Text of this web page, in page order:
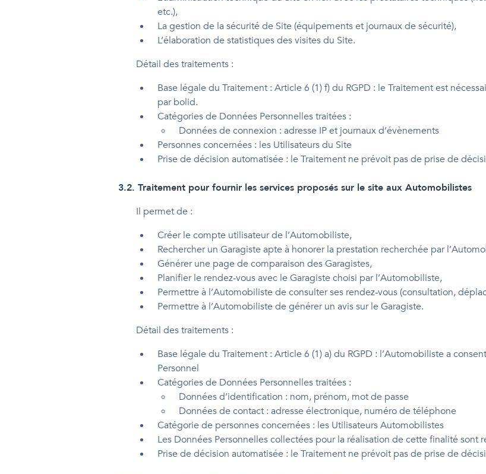
etc.),
La gestion de la sécurité de Site (équipements et journaux de sécurité),
L’élaboration de statistiques des visites du Site.
Détail des traitements :
Base légale du Traitement : Article 6 (1) f) du RGPD : le Traitement est
par bolid.
Catégories de Données Personnelles traitées :
Données de connexion : adresse IP et journaux d’évènements
Personnes concernées : les Utilisateurs du Site
Prise de décision automatisée : le Traitement ne prévoit pas de prise de
3.2. Traitement pour fournir les services proposés sur le site aux Automobilistes
Il permet de :
Créer le compte utilisateur de l’Automobiliste,
Rechercher un Garagiste apte à honorer la prestation recherchée par
Générer une page de comparaison des Garagistes,
Planifier le rendez-vous avec le Garagiste choisi par l’Automobiliste,
Permettre à l’Automobiliste de consulter ses rendez-vous (consultation,
Permettre à l’Automobiliste de générer un avis sur le Garagiste.
Détail des traitements :
Base légale du Traitement : Article 6 (1) a) du RGPD : l’Automobiliste a
Personnel
Catégories de Données Personnelles traitées :
Données d’identification : nom, prénom, mot de passe
Données de contact : adresse électronique, numéro de téléphone
Catégorie de personnes concernées : les Utilisateurs Automobilistes
Les Données Personnelles collectées pour la réalisation de cette finalité sont
Prise de décision automatisée : le Traitement ne prévoit pas de prise de